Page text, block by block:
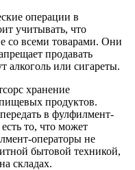
операции в
учитывать, что
со всеми товарами. Они
продавать
алкоголь или сигареты.
хранение
продуктов.
в фулфилмент-
то, что может
операторы не
бытовой техникой,
складах.